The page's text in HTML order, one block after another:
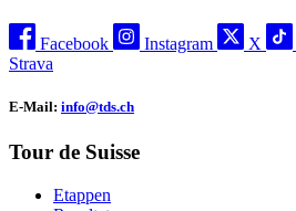
Facebook Instagram X
Strava
E-Mail: info@tds.ch
Tour de Suisse
Etappen